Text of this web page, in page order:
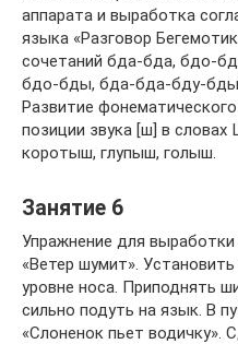
аппарата и выработка
языка «Разговор
сочетаний бда-бда, бдо-
бдо-бды, бда-бда-бду-бды
Развитие
позиции звука [ш] в
коротыш, глупыш, голыш.
Занятие 6
Упражнение для
«Ветер шумит».
уровне носа. Приподнять
сильно подуть на язык. В
«Слоненок пьет водичку».